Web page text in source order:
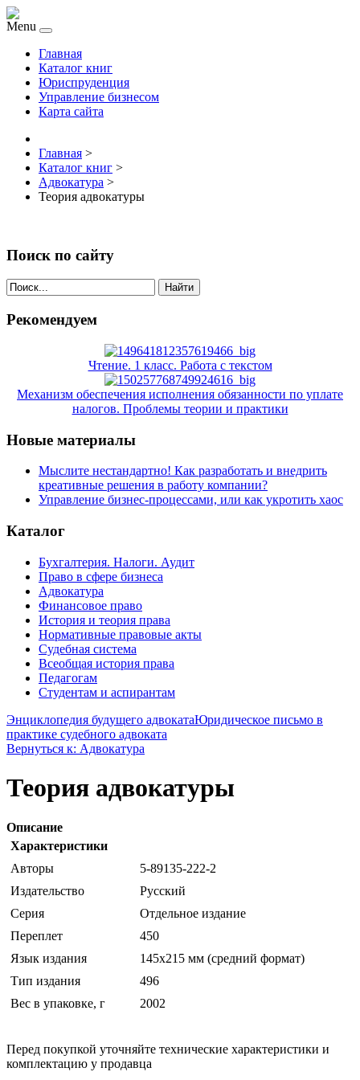
Menu
Главная
Каталог книг
Юриспруденция
Управление бизнесом
Карта сайта
Главная >
Каталог книг >
Адвокатура >
Теория адвокатуры
Поиск по сайту
Найти
Рекомендуем
Чтение. 1 класс. Работа с текстом
Механизм обеспечения исполнения обязанности по уплате
налогов. Проблемы теории и практики
Новые материалы
Мыслите нестандартно! Как разработать и внедрить
креативные решения в работу компании?
Управление бизнес-процессами, или как укротить хаос
Каталог
Бухгалтерия. Налоги. Аудит
Право в сфере бизнеса
Адвокатура
Финансовое право
История и теория права
Нормативные правовые акты
Судебная система
Всеобщая история права
Педагогам
Студентам и аспирантам
Энциклопедия будущего адвокатаЮридическое письмо в
практике судебного адвоката
Вернуться к: Адвокатура
Теория адвокатуры
Описание
Характеристики
Авторы
5-89135-222-2
Издательство
Русский
Серия
Отдельное издание
Переплет
450
Язык издания
145х215 мм (средний формат)
Тип издания
496
Вес в упаковке, г
2002
Перед покупкой уточняйте технические характеристики и
комплектацию у продавца